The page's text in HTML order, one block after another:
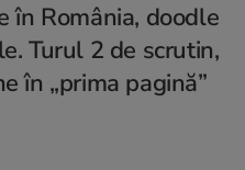
în România, doodle
Turul 2 de scrutin,
în „prima pagină”